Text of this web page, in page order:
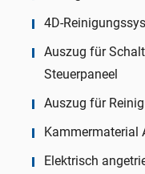
4D-
Auszug für
Steuerpaneel
Auszug für
Kammermaterial
Elektrisch